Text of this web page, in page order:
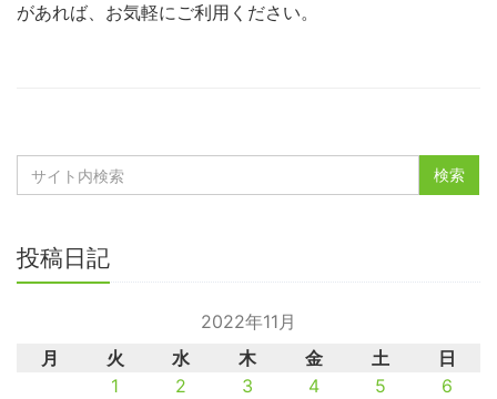
があれば、お気軽にご利用ください。
投稿日記
2022年11月
月
火 水 木 金 土
日
1
2 3 4 5
6